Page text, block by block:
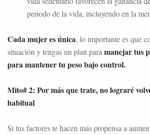
periodo de la vida, incluyendo en la
Cada mujer es única, lo importante es que
situación y tengas un plan para manejar tus
para mantener tu peso bajo control.
Mito# 2: Por más que trate, no lograré
habitual
Si tus factores te hacen más propensa a